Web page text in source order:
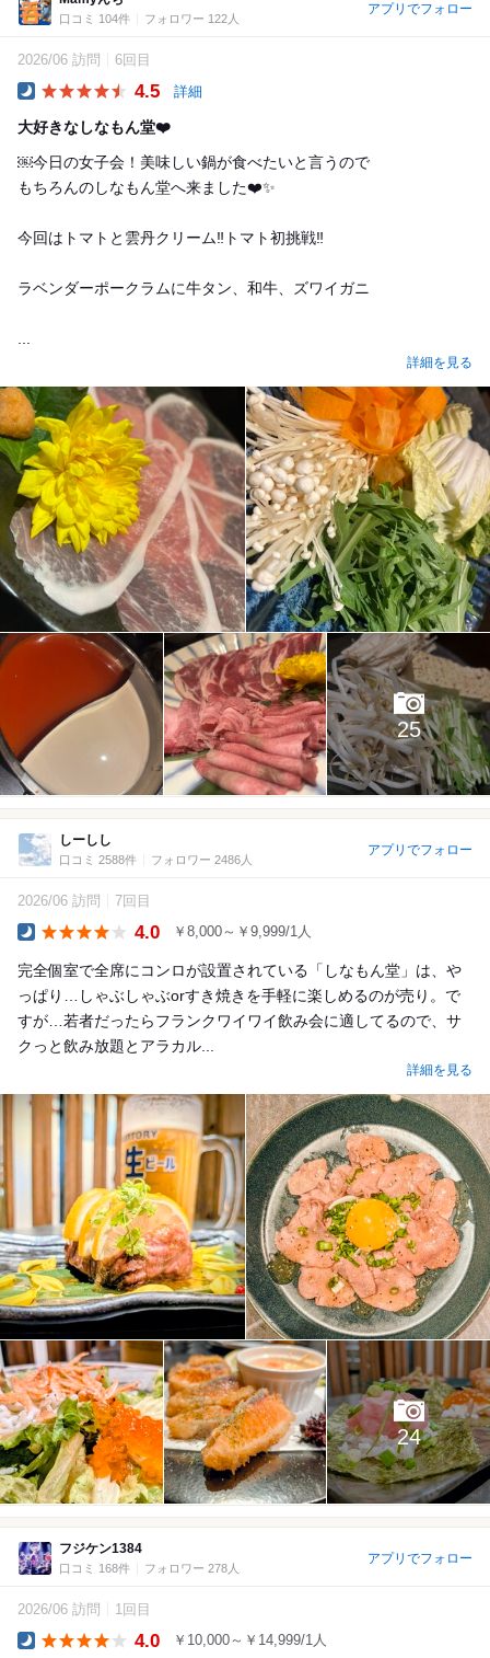
口コミ 104件 フォロワー 122人
アプリでフォロー
2026/06 訪問 6回目
4.5 詳細
大好きなしなもん堂❤️
￼今日の女子会！美味しい鍋が食べたいと言うので
もちろんのしなもん堂へ来ました❤️✨
今回はトマトと雲丹クリーム‼︎トマト初挑戦‼︎
ラベンダーポークラムに牛タン、和牛、ズワイガニ
...
詳細を見る
25
しーしし
口コミ 2588件 フォロワー 2486人
アプリでフォロー
2026/06 訪問 7回目
4.0 ￥8,000～￥9,999/1人
完全個室で全席にコンロが設置されている「しなもん堂」は、や
っぱり…しゃぶしゃぶorすき焼きを手軽に楽しめるのが売り。で
すが…若者だったらフランクワイワイ飲み会に適してるので、サ
クっと飲み放題とアラカル...
詳細を見る
24
フジケン1384
口コミ 168件 フォロワー 278人
アプリでフォロー
2026/06 訪問 1回目
4.0 ￥10,000～￥14,999/1人